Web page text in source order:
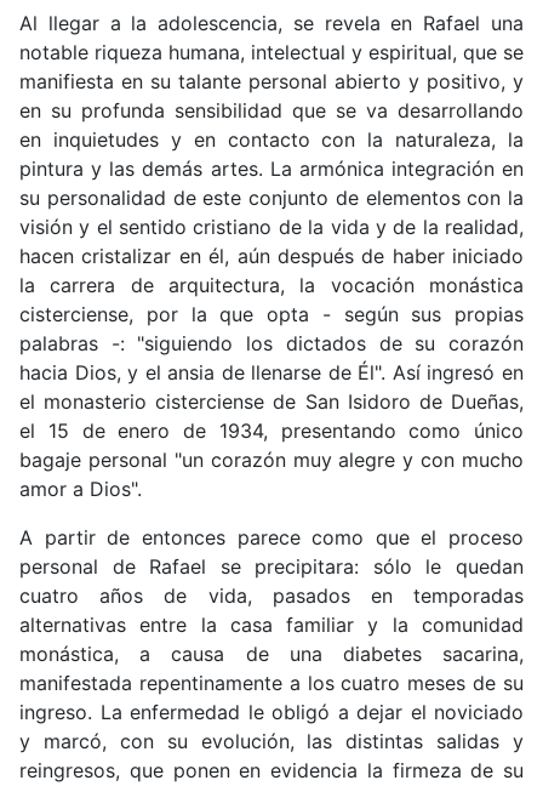
Al llegar a la adolescencia, se revela en Rafael una
notable riqueza humana, intelectual y espiritual, que se
manifiesta en su talante personal abierto y positivo, y
en su profunda sensibilidad que se va desarrollando
en inquietudes y en contacto con la naturaleza, la
pintura y las demás artes. La armónica integración en
su personalidad de este conjunto de elementos con la
visión y el sentido cristiano de la vida y de la realidad,
hacen cristalizar en él, aún después de haber iniciado
la carrera de arquitectura, la vocación monástica
cisterciense, por la que opta - según sus propias
palabras -: "siguiendo los dictados de su corazón
hacia Dios, y el ansia de llenarse de Él". Así ingresó en
el monasterio cisterciense de San Isidoro de Dueñas,
el 15 de enero de 1934, presentando como único
bagaje personal "un corazón muy alegre y con mucho
amor a Dios".
A partir de entonces parece como que el proceso
personal de Rafael se precipitara: sólo le quedan
cuatro años de vida, pasados en temporadas
alternativas entre la casa familiar y la comunidad
monástica, a causa de una diabetes sacarina,
manifestada repentinamente a los cuatro meses de su
ingreso. La enfermedad le obligó a dejar el noviciado
y marcó, con su evolución, las distintas salidas y
reingresos, que ponen en evidencia la firmeza de su